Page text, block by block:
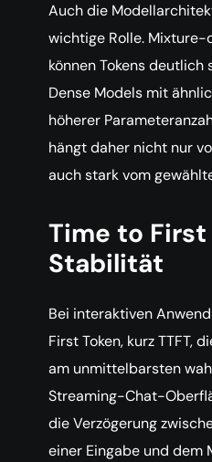
Auch die
wichtige Rolle.
können Tokens deutlich
Dense Models mit
höherer
hängt daher nicht nur
auch stark vom
Time to First
Stabilität
Bei interaktiven
First Token, kurz TTFT,
am unmittelbarsten
Streaming-Chat-
die Verzögerung
einer Eingabe und dem